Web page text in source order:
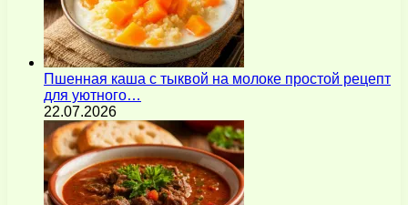
Пшенная каша с тыквой на молоке простой рецепт
для уютного…
22.07.2026